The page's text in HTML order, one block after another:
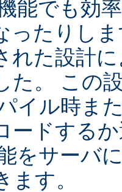
能でも効
ったりし
れた設計
た。 この
イル時ま
ードする
をサーバ
ます。